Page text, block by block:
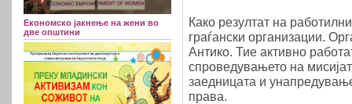
Економско јакнење на жени во
две општини
Како резултат на
граѓански организации.
Антико. Тие активно
спроведувањето на
заедницата и
права.